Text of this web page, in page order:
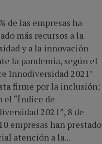
de las empresas ha
más recursos a la
y a la innovación
la pandemia, según el
Innodiversidad 2021’
firme por la inclusión:
el “Índice de
2021”, 8 de
empresas han prestado
atención a la...